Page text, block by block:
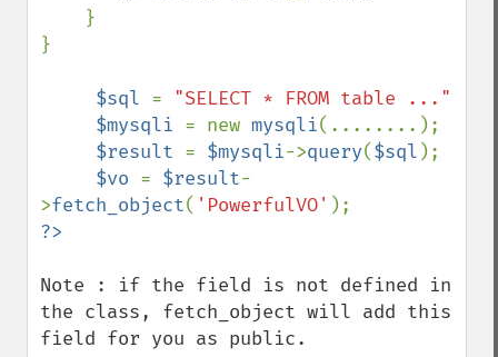
}
}
$sql = "SELECT * FROM table ..."
$mysqli = new mysqli(........);
$result = $mysqli->query($sql );
$vo = $result-
>fetch_object( 'PowerfulVO'
Note : if the field is not defined in
the class, fetch_object will add this
field for you as public.